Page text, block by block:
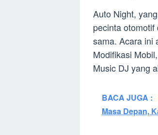
Auto Night,
pecinta
sama. Acara ini
Modifikasi
Music DJ yang
BACA JUGA :
Masa Depan,